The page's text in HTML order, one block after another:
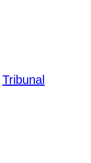
Tribunal